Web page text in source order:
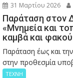
31 Μαρτίου 2026
Παράταση στον
«Μνημεία και
καμβά και
Παράταση έως και
στην προθεσμία
ΤΕΧΝΗ